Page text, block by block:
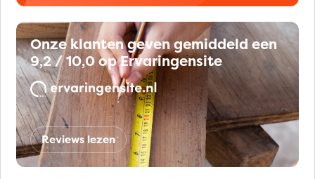
Onze klanten geven gemiddeld een
9,2 / 10,0 op Ervaringensite
Reviews lezen